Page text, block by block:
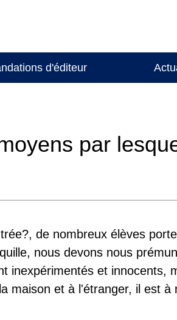
d'éditeur
par
de nombreux élèves
nous devons nous
inexpérimentés et
maison et à l'étranger, il est